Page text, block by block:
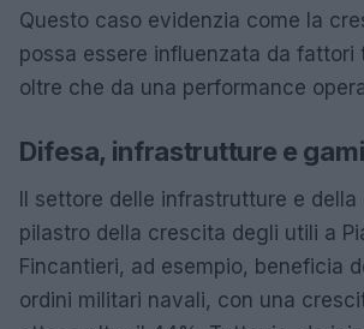
Questo caso evidenzia come la
possa essere influenzata da fattori
oltre che da una performance
Difesa, infrastrutture e
Il settore delle infrastrutture e
pilastro della crescita degli utili a
Fincantieri, ad esempio, beneficia
ordini militari navali, con una